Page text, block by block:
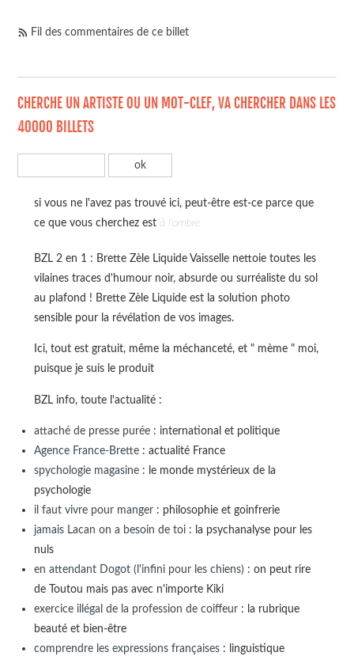
Fil des commentaires de ce billet
CHERCHE UN ARTISTE OU UN MOT-CLEF, VA CHERCHER DANS LES
40000 BILLETS
si vous ne l'avez pas trouvé ici, peut-être est-ce parce que
ce que vous cherchez est à l'ombre
BZL 2 en 1 : Brette Zèle Liquide Vaisselle nettoie toutes les
vilaines traces d'humour noir, absurde ou surréaliste du sol
au plafond ! Brette Zèle Liquide est la solution photo
sensible pour la révélation de vos images.
Ici, tout est gratuit, même la méchanceté, et " mème " moi,
puisque je suis le produit
BZL info, toute l'actualité :
attaché de presse purée: international et politique
Agence France-Brette: actualité France
spychologie magasine: le monde mystérieux de la
psychologie
il faut vivre pour manger: philosophie et goinfrerie
jamais Lacan on a besoin de toi: la psychanalyse pour les
nuls
en attendant Dogot (l'infini pour les chiens): on peut rire
de Toutou mais pas avec n'importe Kiki
exercice illégal de la profession de coiffeur: la rubrique
beauté et bien-être
comprendre les expressions françaises: linguistique